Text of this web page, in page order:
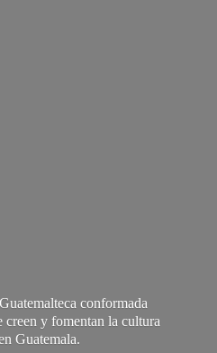
conformada
creen y fomentan la cultura
Guatemala.